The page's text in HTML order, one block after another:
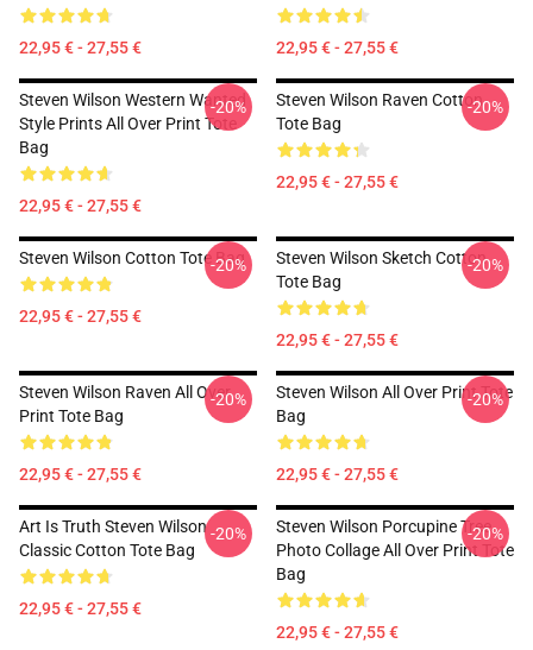
22,95 € - 27,55 € 22,95 € - 27,55 €
Steven Wilson Western Wanted
Style Prints All Over Print Tote
Bag
22,95 € - 27,55 €
-20%
Steven Wilson Raven Cotton
Tote Bag
22,95 € - 27,55 €
-20%
Steven Wilson Cotton Tote Bag
22,95 € - 27,55 €
-20%
Steven Wilson Sketch Cotton
Tote Bag
22,95 € - 27,55 €
-20%
Steven Wilson Raven All Over
Print Tote Bag
22,95 € - 27,55 €
-20%
Steven Wilson All Over Print Tote
Bag
22,95 € - 27,55 €
-20%
Art Is Truth Steven Wilson
Classic Cotton Tote Bag
22,95 € - 27,55 €
-20%
Steven Wilson Porcupine Tree
Photo Collage All Over Print Tote
Bag
22,95 € - 27,55 €
-20%